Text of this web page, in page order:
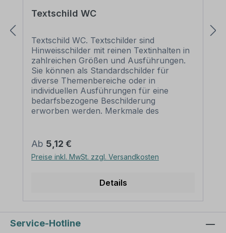
Textschild WC
Textschild WC. Textschilder sind
Hinweisschilder mit reinen Textinhalten in
zahlreichen Größen und Ausführungen.
Sie können als Standardschilder für
diverse Themenbereiche oder in
individuellen Ausführungen für eine
bedarfsbezogene Beschilderung
erworben werden. Merkmale des
Selbstklebende Folie PVC - Hartschaum 3
mm Aluminium 2 mm
Materialoberfläche: standard weiß oder
in allen Materialien verfügbar) 150 x 50
x 330 mm Verarbeitung: rechteckig
beschnitten mit abgerundeten oder
spitzen Ecken je nach Druckmaterial.
Regulärer Preis:
Ab 5,12 €
Preise inkl. MwSt. zzgl. Versandkosten
Details
Service-Hotline